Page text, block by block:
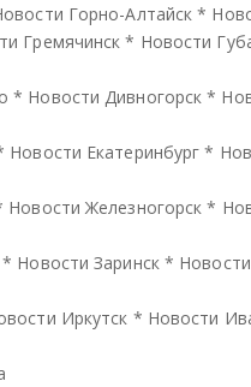
Горно-Алтайск *
Гремячинск * Новости
* Новости Дивногорск *
Новости Екатеринбург *
Новости Железногорск *
* Новости Заринск*
Иркутск * Новости